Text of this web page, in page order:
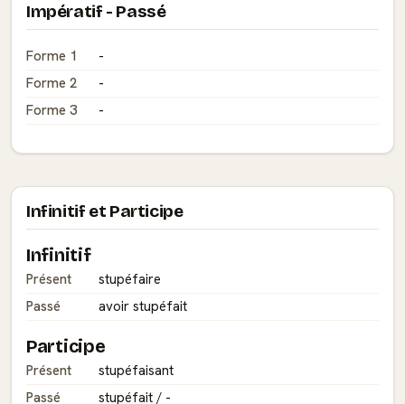
Impératif - Passé
Forme 1
-
Forme 2
-
Forme 3
-
Infinitif et Participe
Infinitif
Présent
stupéfaire
Passé
avoir stupéfait
Participe
Présent
stupéfaisant
Passé
stupéfait / -